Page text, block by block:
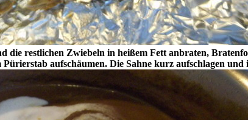
die restlichen Zwiebeln in heißem Fett anbraten,
Pürierstab aufschäumen. Die Sahne kurz aufschlagen und